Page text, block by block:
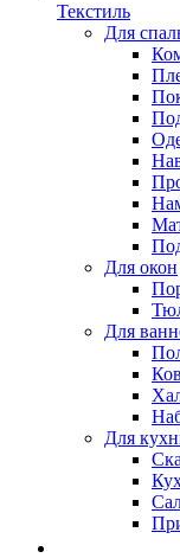
Текстиль
Для
Для окон
Для
Для